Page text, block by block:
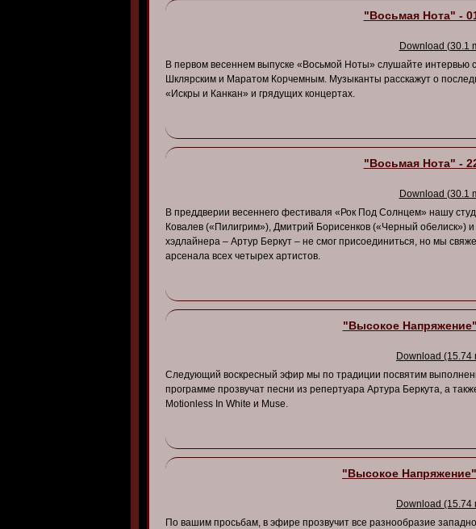
"Восьмая Нота" -
Download (30.1
В первом весеннем выпуске «Восьмой Ноты» слушайте интервью
Шклярским и Маратом Корчемным. Музыканты расскажут о
«Искры и Канкан» и грядущих концертах.
"Восьмая Нота" -
Download (30.1
В преддверии весеннего фестиваля «Рок Под Солнцем» нашу
Ковалев («Пилигрим»), Дмитрий Борисенков («Черный обелиск»)
хэдлайнера – Артур Беркут – не смог присоединиться, но мы
арсенала всех четырех артистов.
"Высокое Напряжение"
Download (15.74
Следующий воскресный эфир мы по традиции посвятим
программе прозвучат песни из репертуара Артура Беркута, а
Motionless In White и Muse.
"Высокое Напряжение"
Download (15.74
По вашим просьбам, в эфире прозвучит все разнообразие